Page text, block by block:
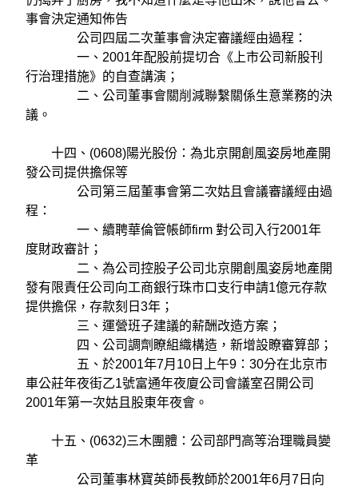
事會決定通知佈告
公司四屆二次董事會決定審議經由過程：
一、2001年配股前提切合《上市公司新股刊
行治理措施》的自查講演；
二、公司董事會關削減聯繫關係生意業務的決
議。
十四、(0608)陽光股份：為北京開創風姿房地產開
發公司提供擔保等
公司第三屆董事會第二次姑且會議審議經由過
程：
一、續聘華倫管帳師firm 對公司入行2001年
度財政審計；
二、為公司控股子公司北京開創風姿房地產開
發有限責任公司向工商銀行珠市口支行申請1億元存款
提供擔保，存款刻日3年；
三、運營班子建議的薪酬改造方案；
四、公司調劑瞭組織構造，新增設瞭審算部；
五、於2001年7月10日上午9：30分在北京市
車公莊年夜街乙1號富通年夜廈公司會議室召開公司
2001年第一次姑且股東年夜會。
十五、(0632)三木團體：公司部門高等治理職員變
革
公司董事林寶英師長教師於2001年6月7日向